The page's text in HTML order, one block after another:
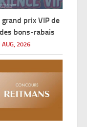
grand prix VIP de
bons-rabais
AUG, 2026